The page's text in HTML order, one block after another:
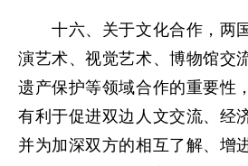
十六、关于文化合作，两
演艺术、视觉艺术、博物馆交
遗产保护等领域合作的重要性
有利于促进双边人文交流、经
并为加深双方的相互了解、增